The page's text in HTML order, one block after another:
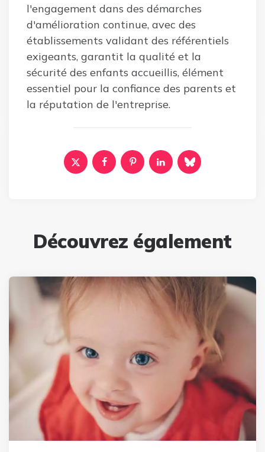
l'engagement dans des démarches
d'amélioration continue, avec des
établissements validant des référentiels
exigeants, garantit la qualité et la
sécurité des enfants accueillis, élément
essentiel pour la confiance des parents et
la réputation de l'entreprise.
Découvrez également